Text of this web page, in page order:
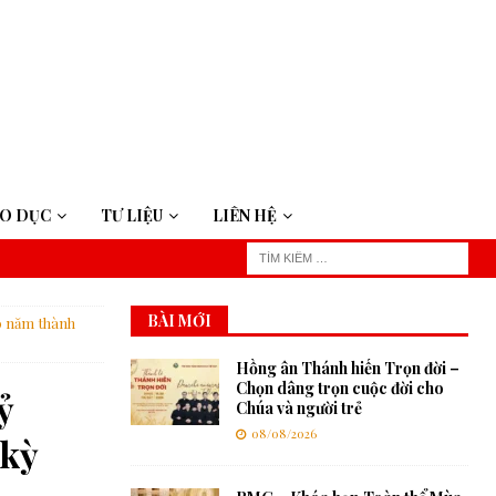
DỤC TƯ LIỆU LIÊN HỆ
năm thành
BÀI MỚI
Hồng ân Thánh hiến Trọn đời –
Chọn dâng trọn cuộc đời cho
Chúa và người trẻ
08/08/2026